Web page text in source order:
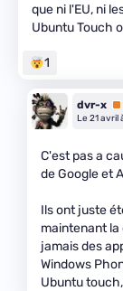
que ni l'EU, ni
Ubuntu Touch
1
dvr-x
Le 21 avril
C'est pas a
de Google et
Ils ont juste
maintenant la
jamais des
Windows
Ubuntu